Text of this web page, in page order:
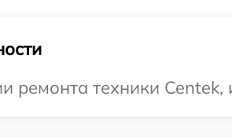
техники Centek,